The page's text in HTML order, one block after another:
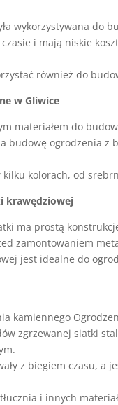
wykorzystywana do
i mają niskie
również do
w Gliwice
materiałem do
budowę ogrodzenia
kilku kolorach, od
krawędziowej
ma prostą
zamontowaniem
jest idealne do
kamiennego
zgrzewanej siatki
z biegiem czasu, a
i innych